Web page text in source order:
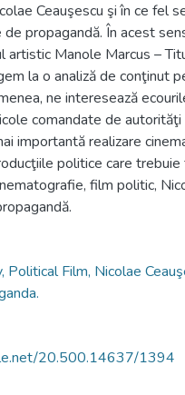
Ceauşescu şi în ce fel
propagandă. În acest
artistic Manole Marcus –
la o analiză de conţinut
ne interesează
comandate de
importantă realizare
politice care
film politic,
Political Film, Nicolae
20.500.14637/1394